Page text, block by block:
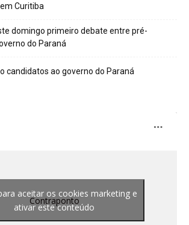
Curitiba
domingo primeiro debate entre pré-
do Paraná
candidatos ao governo do Paraná
Contraponto
aceitar os cookies marketing e
ativar este conteúdo